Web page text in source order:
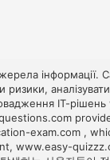
ризики,
ІТ-
exam.com ,
www.easy-